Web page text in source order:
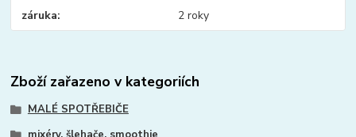
záruka 2 roky
Zboží zařazeno v kategoriích
MALÉ SPOTŘEBIČE